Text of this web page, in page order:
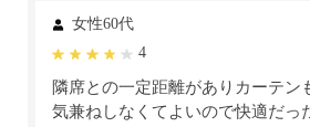
女性60代
4
隣席との一定距離がありカーテン
気兼ねしなくてよいので快適だっ